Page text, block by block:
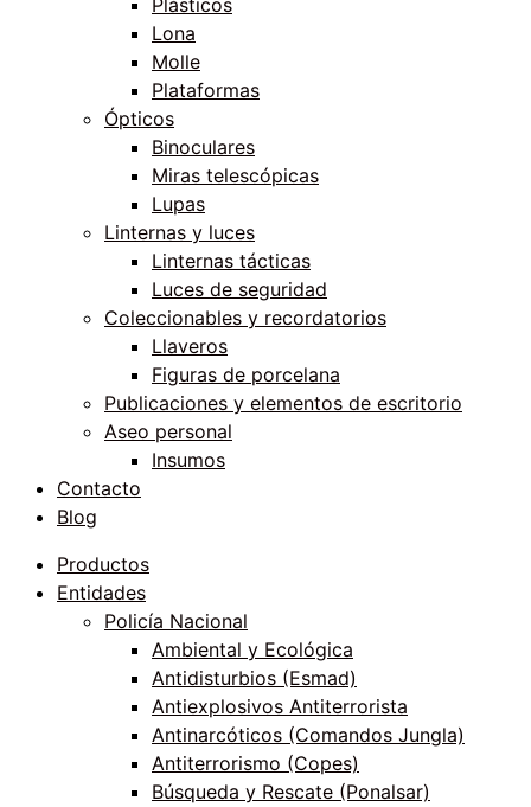
Plásticos
Lona
Molle
Plataformas
Ópticos
Binoculares
Miras telescópicas
Lupas
Linternas y luces
Linternas tácticas
Luces de seguridad
Coleccionables y recordatorios
Llaveros
Figuras de porcelana
Publicaciones y elementos de escritorio
Aseo personal
Insumos
Contacto
Blog
Productos
Entidades
Policía Nacional
Ambiental y Ecológica
Antidisturbios (Esmad)
Antiexplosivos Antiterrorista
Antinarcóticos (Comandos Jungla)
Antiterrorismo (Copes)
Búsqueda y Rescate (Ponalsar)